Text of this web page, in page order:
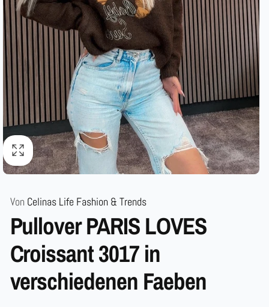
Von Celinas Life Fashion & Trends
Pullover PARIS LOVES
Croissant 3017 in
verschiedenen Faeben